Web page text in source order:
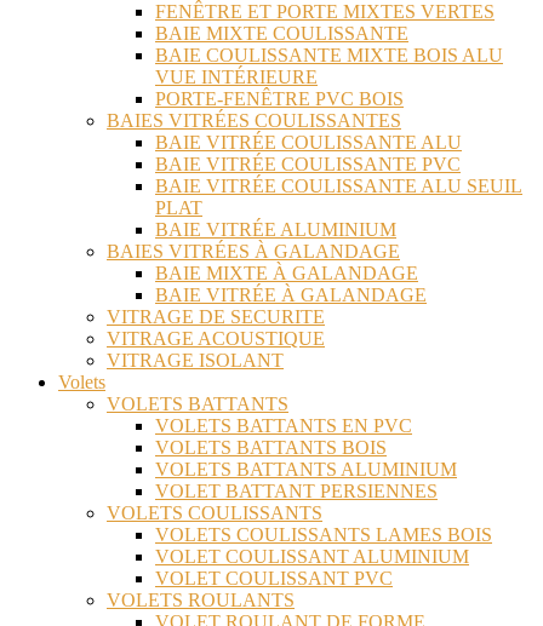
FENÊTRE ET PORTE MIXTES VERTES
BAIE MIXTE COULISSANTE
BAIE COULISSANTE MIXTE BOIS ALU
VUE INTÉRIEURE
PORTE-FENÊTRE PVC BOIS
BAIES VITRÉES COULISSANTES
BAIE VITRÉE COULISSANTE ALU
BAIE VITRÉE COULISSANTE PVC
BAIE VITRÉE COULISSANTE ALU SEUIL
PLAT
BAIE VITRÉE ALUMINIUM
BAIES VITRÉES À GALANDAGE
BAIE MIXTE À GALANDAGE
BAIE VITRÉE À GALANDAGE
VITRAGE DE SECURITE
VITRAGE ACOUSTIQUE
VITRAGE ISOLANT
Volets
VOLETS BATTANTS
VOLETS BATTANTS EN PVC
VOLETS BATTANTS BOIS
VOLETS BATTANTS ALUMINIUM
VOLET BATTANT PERSIENNES
VOLETS COULISSANTS
VOLETS COULISSANTS LAMES BOIS
VOLET COULISSANT ALUMINIUM
VOLET COULISSANT PVC
VOLETS ROULANTS
VOLET ROULANT DE FORME